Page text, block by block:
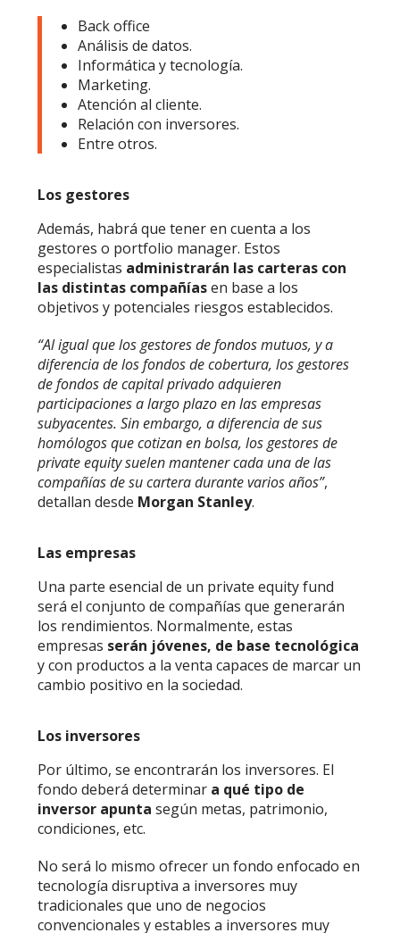
Back office
Análisis de datos.
Informática y tecnología.
Marketing.
Atención al cliente.
Relación con inversores.
Entre otros.
Los gestores
Además, habrá que tener en cuenta a los
gestores o portfolio manager. Estos
especialistas administrarán las carteras con
las distintas compañíasen base a los
objetivos y potenciales riesgos establecidos.
“Al igual que los gestores de fondos mutuos, y a
diferencia de los fondos de cobertura, los gestores
defondos de capital privadoadquieren
participaciones a largo plazo en las empresas
subyacentes. Sin embargo, a diferencia de sus
homólogos que cotizan en bolsa, los gestores de
private equitysuelen mantener cada una de las
compañías de su cartera durante varios años”,
detallan desde Morgan Stanley.
Las empresas
Una parte esencial de un private equity fund
será el conjunto de compañías que generarán
los rendimientos. Normalmente, estas
empresas serán jóvenes, de base tecnológica
y con productos a la venta capaces de marcar un
cambio positivo en la sociedad.
Los inversores
Por último, se encontrarán los inversores. El
fondo deberá determinar a qué tipo de
inversor apuntasegún metas, patrimonio,
condiciones, etc.
No será lo mismo ofrecer un fondo enfocado en
tecnología disruptiva a inversores muy
tradicionales que uno de negocios
convencionales y estables a inversores muy